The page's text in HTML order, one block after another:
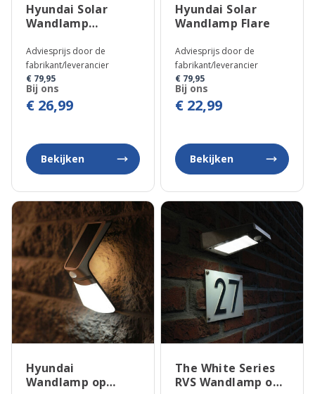
Hyundai Solar
Wandlamp
Adviesprijs door de
fabrikant/leverancier
€ 79,95
Bij ons
€ 26,99
Bekijken
Hyundai Solar
Wandlamp Flare
Adviesprijs door de
fabrikant/leverancier
€ 79,95
Bij ons
€ 22,99
Bekijken
Hyundai
Wandlamp op
The White Series
RVS Wandlamp op